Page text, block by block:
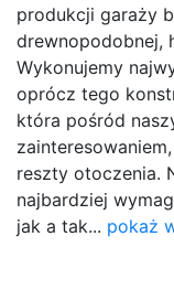
produkcji garaży
drewnopodobnej,
Wykonujemy
oprócz tego
która pośród
reszty otoczenia.
najbardziej
jak a tak... pokaż